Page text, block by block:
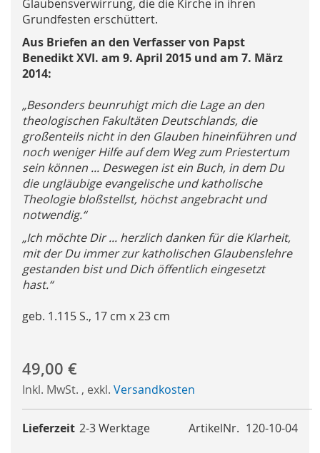
Glaubensverwirrung, die die Kirche in ihren
Grundfesten erschüttert.
Aus Briefen an den Verfasser von Papst
Benedikt XVI. am 9. April 2015 und am 7. März
2014:
„Besonders beunruhigt mich die Lage an den
theologischen Fakultäten Deutschlands, die
großenteils nicht in den Glauben hineinführen und
noch weniger Hilfe auf dem Weg zum Priestertum
sein können ... Deswegen ist ein Buch, in dem Du
die ungläubige evangelische und katholische
Theologie bloßstellst, höchst angebracht und
notwendig.“
„Ich möchte Dir ... herzlich danken für die Klarheit,
mit der Du immer zur katholischen Glaubenslehre
gestanden bist und Dich öffentlich eingesetzt
hast.“
geb. 1.115 S., 17 cm x 23 cm
49,00 €
Inkl. MwSt. , exkl. Versandkosten
ArtikelNr. 120-10-04
Lieferzeit 2-3 Werktage